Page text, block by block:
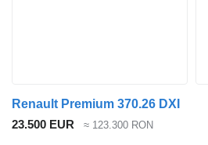
Renault Premium 370.26 DXI
23.500 EUR
≈ 123.300 RON